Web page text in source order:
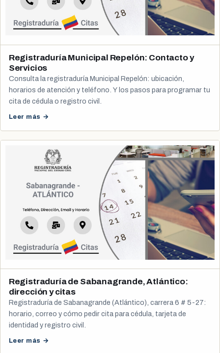
Registraduría Municipal Repelón: Contacto y
Servicios
Consulta la registraduría Municipal Repelón: ubicación,
horarios de atención y teléfono. Y los pasos para programar tu
cita de cédula o registro civil.
Leer más →
Registraduría de Sabanagrande, Atlántico:
dirección y citas
Registraduría de Sabanagrande (Atlántico), carrera 6 # 5-27:
horario, correo y cómo pedir cita para cédula, tarjeta de
identidad y registro civil.
Leer más →